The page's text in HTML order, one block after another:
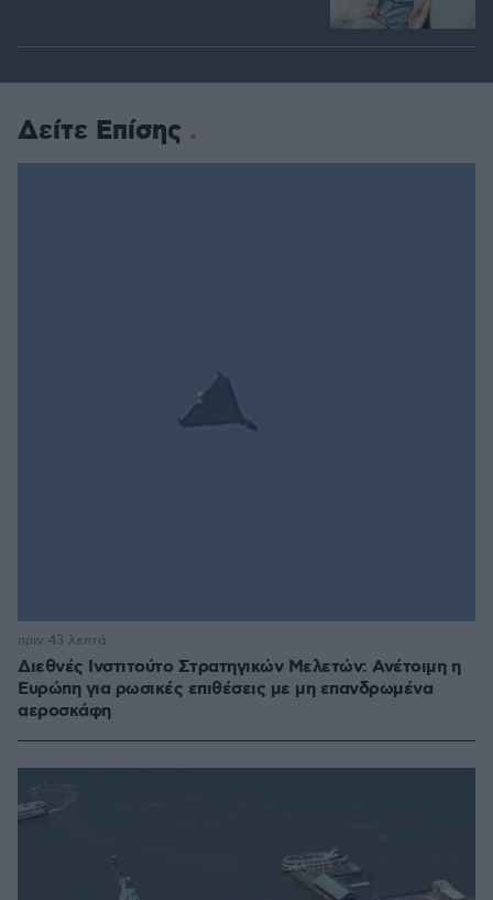
Δείτε Επίσης
Διεθνές Ινστιτούτο Στρατηγικών Μελετών: Ανέτοιμη η
Ευρώπη για ρωσικές επιθέσεις με μη επανδρωμένα
αεροσκάφη
πριν 43 λεπτά